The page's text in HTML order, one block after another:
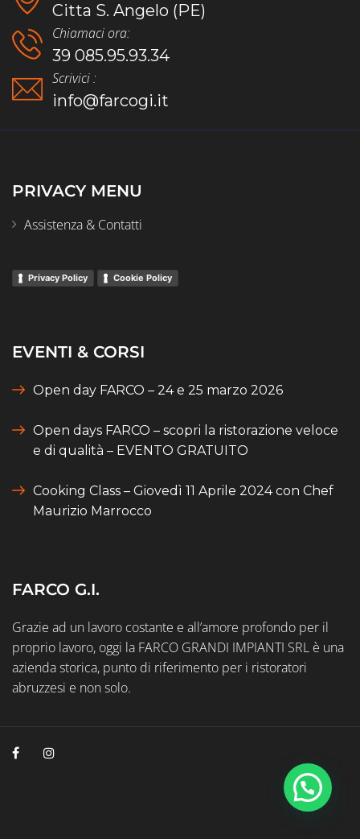
Citta S. Angelo (PE)
Chiamaci ora:
39 085.95.93.34
Scrivici :
info@farcogi.it
PRIVACY MENU
Assistenza & Contatti
Privacy Policy Cookie Policy
EVENTI & CORSI
Open day FARCO – 24 e 25 marzo 2026
Open days FARCO – scopri la ristorazione veloce
e di qualità – EVENTO GRATUITO
Cooking Class – Giovedì 11 Aprile 2024 con Chef
Maurizio Marrocco
FARCO G.I.
Grazie ad un lavoro costante e all’amore profondo per il
proprio lavoro, oggi la FARCO GRANDI IMPIANTI SRL è una
azienda storica, punto di riferimento per i ristoratori
abruzzesi e non solo.